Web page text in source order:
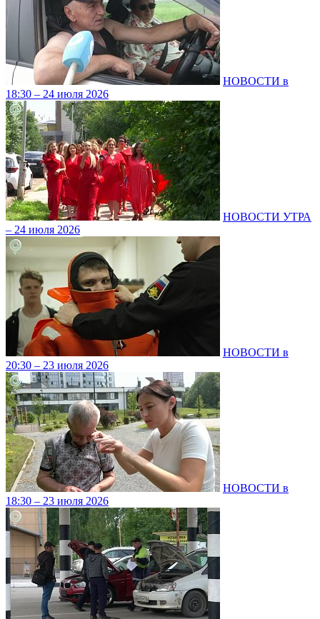
НОВОСТИ в
18:30 – 24 июля 2026
НОВОСТИ УТРА
– 24 июля 2026
НОВОСТИ в
20:30 – 23 июля 2026
НОВОСТИ в
18:30 – 23 июля 2026